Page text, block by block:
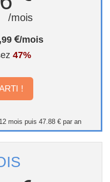
/mois
/mois
47%
!
mois puis 47.88 € par an